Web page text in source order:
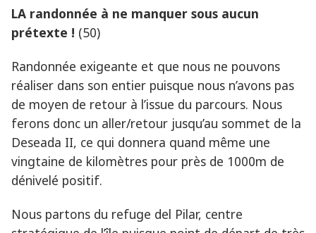
LA randonnée à ne manquer sous aucun
prétexte ! (50)
Randonnée exigeante et que nous ne pouvons
réaliser dans son entier puisque nous n’avons pas
de moyen de retour à l’issue du parcours. Nous
ferons donc un aller/retour jusqu’au sommet de la
Deseada II, ce qui donnera quand même une
vingtaine de kilomètres pour près de 1000m de
dénivelé positif.
Nous partons du refuge del Pilar, centre